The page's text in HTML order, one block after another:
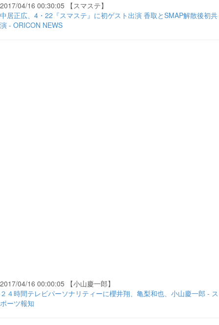
2017/04/16 00:30:05 【スマステ】
中居正広、4・22『スマステ』に初ゲスト出演 香取とSMAP解散後初共
演 - ORICON NEWS
2017/04/16 00:00:05 【小山慶一郎】
２４時間テレビパーソナリティーに櫻井翔、亀梨和也、小山慶一郎 - ス
ポーツ報知